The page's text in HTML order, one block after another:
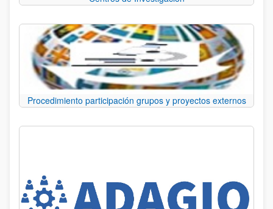
Procedimiento participación grupos y proyectos externos